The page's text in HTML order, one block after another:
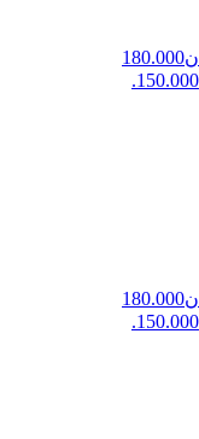
قیمت اصلی: تومان180.000
قیمت اصلی: تومان180.000